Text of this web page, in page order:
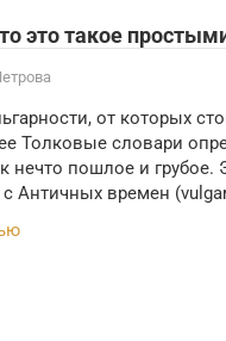
это такое
от которых
Толковые словари
нечто пошлое и грубое.
Античных времен